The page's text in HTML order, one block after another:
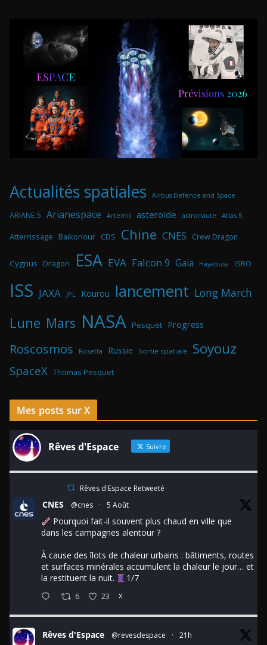
Actualités spatiales Airbus Defence and Space
ARIANE 5 Arianespace Artemis asteroïde astronaute Atlas 5
Atterrissage Baikonour CDS Chine CNES Crew Dragon
Cygnus Dragon ESA EVA Falcon 9 Gaia Hayabusa ISRO
ISS JAXA JPL Kourou lancement Long March
Lune Mars NASA Pesquet Progress
Roscosmos Rosetta Russie Sortie spatiale Soyouz
SpaceX Thomas Pesquet
Mes posts sur X
Rêves d'Espace Suivre
Rêves d'Espace Retweeté
CNES @cnes · 5 Août
Pourquoi fait-il souvent plus chaud en ville que
dans les campagnes alentour ?
À cause des îlots de chaleur urbains : bâtiments, routes
et surfaces minérales accumulent la chaleur le jour… et
la restituent la nuit.
1/7
6 23 X
Rêves d'Espace @revesdespace · 21h